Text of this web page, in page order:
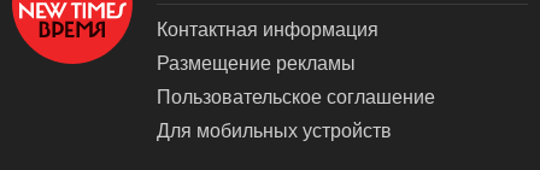
Контактная информация
Размещение рекламы
Пользовательское соглашение
Для мобильных устройств